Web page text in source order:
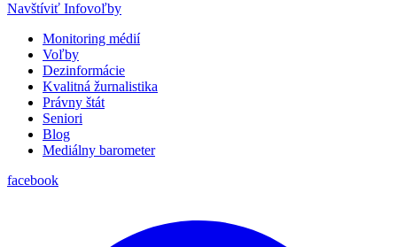
Navštíviť Infovoľby
Monitoring médií
Voľby
Dezinformácie
Kvalitná žurnalistika
Právny štát
Seniori
Blog
Mediálny barometer
facebook